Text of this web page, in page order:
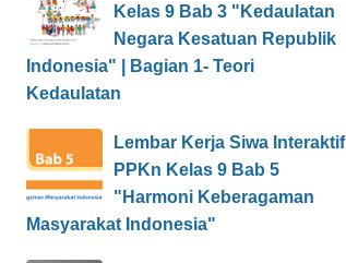
Kelas 9 Bab 3 "Kedaulatan
Negara Kesatuan Republik
Indonesia" | Bagian 1- Teori
Kedaulatan
Lembar Kerja Siwa Interaktif
PPKn Kelas 9 Bab 5
"Harmoni Keberagaman
Masyarakat Indonesia"